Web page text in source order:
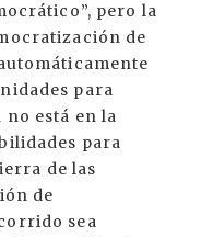
pero la
de
para
está en la
para
de las
de
sea